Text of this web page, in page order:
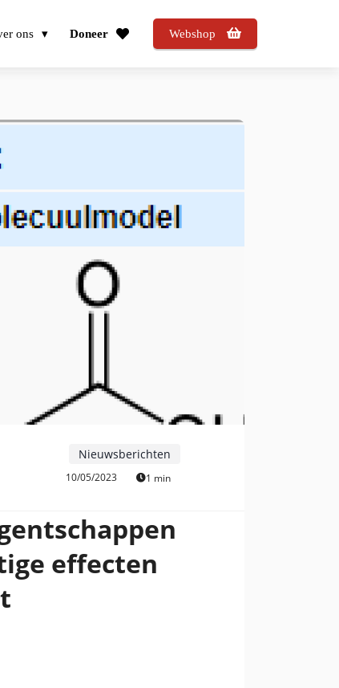
ons Doneer Webshop
Nieuwsberichten
10/05/2023 1 min
effecten